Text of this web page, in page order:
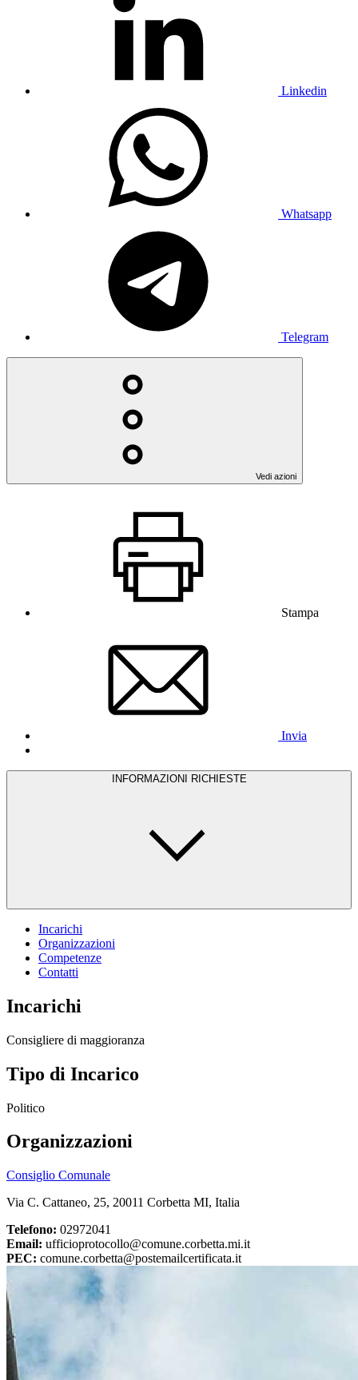
Linkedin
Whatsapp
Telegram
Vedi azioni
Stampa
Invia
INFORMAZIONI RICHIESTE
Incarichi
Organizzazioni
Competenze
Contatti
Incarichi
Consigliere di maggioranza
Tipo di Incarico
Politico
Organizzazioni
Consiglio Comunale
Via C. Cattaneo, 25, 20011 Corbetta MI, Italia
Telefono: 02972041
Email: ufficioprotocollo@comune.corbetta.mi.it
PEC: comune.corbetta@postemailcertificata.it